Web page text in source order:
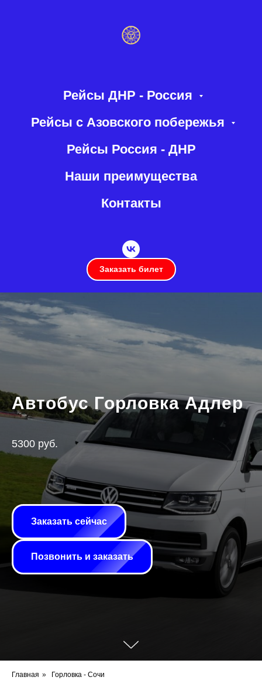
Рейсы ДНР - Россия
Рейсы с Азовского побережья
Рейсы Россия - ДНР
Наши преимущества
Контакты
Заказать билет
Автобус Горловка Адлер
5300 руб.
Заказать сейчас
Позвонить и заказать
Главная » Горловка - Сочи